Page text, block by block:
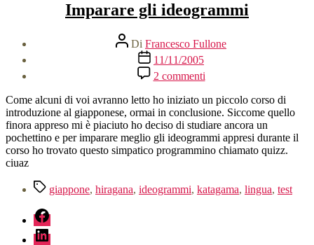
Imparare gli ideogrammi
Autore
articolo
Di Francesco Fullone
Data
dell'articolo
11/11/2005
2 commentisu
Imparare
gli
ideogrammi
Come alcuni di voi avranno letto ho iniziato un piccolo corso di
introduzione al giapponese, ormai in conclusione. Siccome quello
finora appreso mi è piaciuto ho deciso di studiare ancora un
pochettino e per imparare meglio gli ideogrammi appresi durante il
corso ho trovato questo simpatico programmino chiamato quizz.
ciuaz
Tag giappone, hiragana, ideogrammi, katagama, lingua, test
fb
linkedin